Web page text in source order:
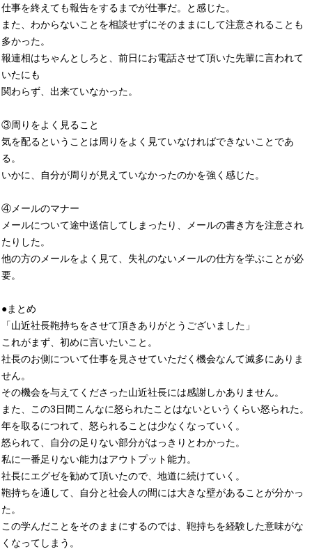
仕事を終えても報告をするまでが仕事だ。と感じた。
また、わからないことを相談せずにそのままにして注意されることも
多かった。
報連相はちゃんとしろと、前日にお電話させて頂いた先輩に言われて
いたにも
関わらず、出来ていなかった。
③周りをよく見ること
気を配るということは周りをよく見ていなければできないことであ
る。
いかに、自分が周りが見えていなかったのかを強く感じた。
④メールのマナー
メールについて途中送信してしまったり、メールの書き方を注意され
たりした。
他の方のメールをよく見て、失礼のないメールの仕方を学ぶことが必
要。
●まとめ
「山近社長鞄持ちをさせて頂きありがとうございました」
これがまず、初めに言いたいこと。
社長のお側について仕事を見させていただく機会なんて滅多にありま
せん。
その機会を与えてくださった山近社長には感謝しかありません。
また、この3日間こんなに怒られたことはないというくらい怒られた。
年を取るにつれて、怒られることは少なくなっていく。
怒られて、自分の足りない部分がはっきりとわかった。
私に一番足りない能力はアウトプット能力。
社長にエグゼを勧めて頂いたので、地道に続けていく。
鞄持ちを通して、自分と社会人の間には大きな壁があることが分かっ
た。
この学んだことをそのままにするのでは、鞄持ちを経験した意味がな
くなってしまう。